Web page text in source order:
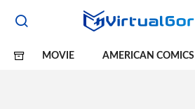
MOVIE AMERICAN COMICS